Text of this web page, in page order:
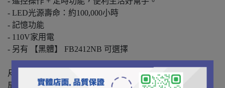
- LED光源壽命：約100,000小時
- 記憶功能
- 110V家用電
- 另有 【黑體】 FB2412NB 可選擇
尺寸
扇葉展開：42吋